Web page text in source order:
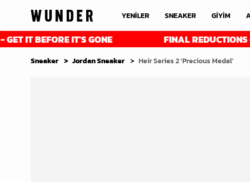
YENİLER SNEAKER GİYİM
IT'S GONE FINAL REDUCTIONS - UP TO
Sneaker Jordan Sneaker Heir Series 2 'Precious Medal'